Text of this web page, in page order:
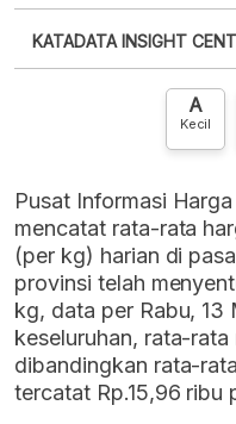
XLS
punya akun?Silakan
KATADATA INSIGHT
HubungiA
Kecil
Pusat Informasi
mencatat rata-rata
(per kg) harian di
provinsi telah
kg, data per Rabu, 13
keseluruhan, rata-
dibandingkan rata-
tercatat Rp.15,96 ribu